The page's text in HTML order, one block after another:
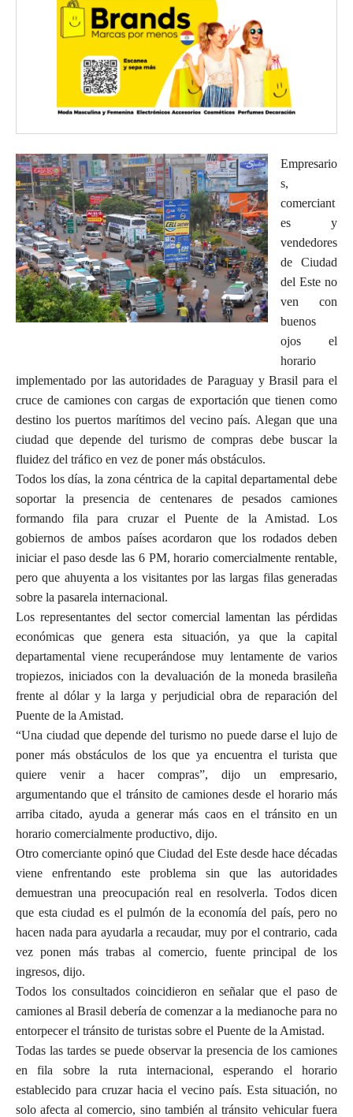
Empresario
s,
comerciant
es y
vendedores
de Ciudad
del Este no
ven con
buenos
ojos el
horario
implementado por las autoridades de Paraguay y Brasil para el
cruce de camiones con cargas de exportación que tienen como
destino los puertos marítimos del vecino país. Alegan que una
ciudad que depende del turismo de compras debe buscar la
fluidez del tráfico en vez de poner más obstáculos.
Todos los días, la zona céntrica de la capital departamental debe
soportar la presencia de centenares de pesados camiones
formando fila para cruzar el Puente de la Amistad. Los
gobiernos de ambos países acordaron que los rodados deben
iniciar el paso desde las 6 PM, horario comercialmente rentable,
pero que ahuyenta a los visitantes por las largas filas generadas
sobre la pasarela internacional.
Los representantes del sector comercial lamentan las pérdidas
económicas que genera esta situación, ya que la capital
departamental viene recuperándose muy lentamente de varios
tropiezos, iniciados con la devaluación de la moneda brasileña
frente al dólar y la larga y perjudicial obra de reparación del
Puente de la Amistad.
“Una ciudad que depende del turismo no puede darse el lujo de
poner más obstáculos de los que ya encuentra el turista que
quiere venir a hacer compras”, dijo un empresario,
argumentando que el tránsito de camiones desde el horario más
arriba citado, ayuda a generar más caos en el tránsito en un
horario comercialmente productivo, dijo.
Otro comerciante opinó que Ciudad del Este desde hace décadas
viene enfrentando este problema sin que las autoridades
demuestran una preocupación real en resolverla. Todos dicen
que esta ciudad es el pulmón de la economía del país, pero no
hacen nada para ayudarla a recaudar, muy por el contrario, cada
vez ponen más trabas al comercio, fuente principal de los
ingresos, dijo.
Todos los consultados coincidieron en señalar que el paso de
camiones al Brasil debería de comenzar a la medianoche para no
entorpecer el tránsito de turistas sobre el Puente de la Amistad.
Todas las tardes se puede observar la presencia de los camiones
en fila sobre la ruta internacional, esperando el horario
establecido para cruzar hacia el vecino país. Esta situación, no
solo afecta al comercio, sino también al tránsito vehicular fuera